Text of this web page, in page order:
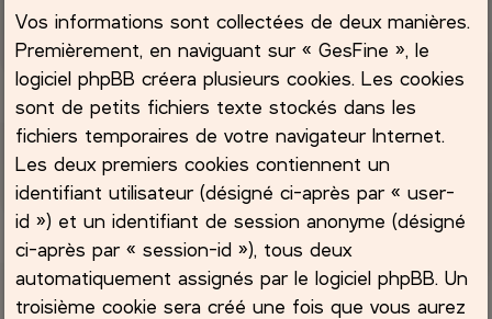
Vos informations sont collectées de deux manières.
Premièrement, en naviguant sur « GesFine », le
logiciel phpBB créera plusieurs cookies. Les cookies
sont de petits fichiers texte stockés dans les
fichiers temporaires de votre navigateur Internet.
Les deux premiers cookies contiennent un
identifiant utilisateur (désigné ci-après par « user-
id ») et un identifiant de session anonyme (désigné
ci-après par « session-id »), tous deux
automatiquement assignés par le logiciel phpBB. Un
troisième cookie sera créé une fois que vous aurez